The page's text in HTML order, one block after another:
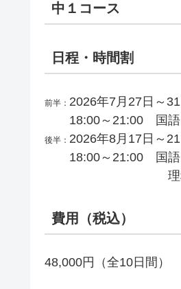
中１コース
日程・時間割
前半： 2026年7月27日～31
18:00～21:00 国語
後半： 2026年8月17日～21
18:00～21:00 国語
費用（税込）
48,000円（全10日間）